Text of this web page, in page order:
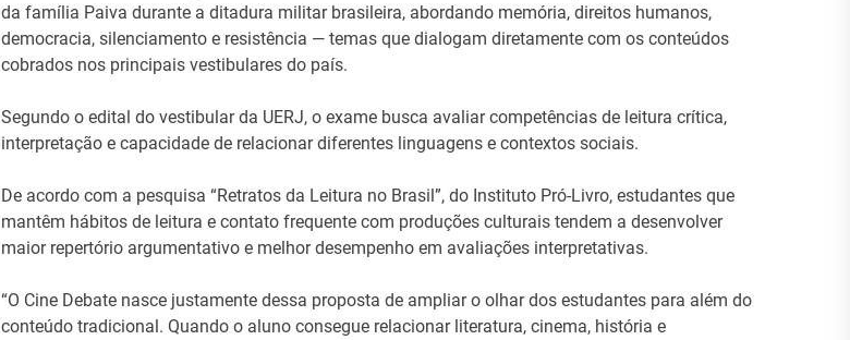
da família Paiva durante a ditadura militar brasileira, abordando memória, direitos humanos,
democracia, silenciamento e resistência — temas que dialogam diretamente com os conteúdos
cobrados nos principais vestibulares do país.
Segundo o edital do vestibular da UERJ, o exame busca avaliar competências de leitura crítica,
interpretação e capacidade de relacionar diferentes linguagens e contextos sociais.
De acordo com a pesquisa “Retratos da Leitura no Brasil”, do Instituto Pró-Livro, estudantes que
mantêm hábitos de leitura e contato frequente com produções culturais tendem a desenvolver
maior repertório argumentativo e melhor desempenho em avaliações interpretativas.
“O Cine Debate nasce justamente dessa proposta de ampliar o olhar dos estudantes para além do
conteúdo tradicional. Quando o aluno consegue relacionar literatura, cinema, história e